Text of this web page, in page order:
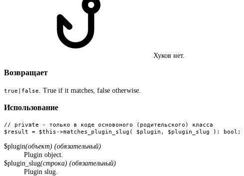
Хуков нет.
Возвращает
true|false . True if it matches, false otherwise.
Использование
// private - только в коде основоного (родительского) класса
$result = $this->matches_plugin_slug( $plugin, $plugin_slug ): bool;
$plugin(объект) (обязательный)
Plugin object.
$plugin_slug(строка) (обязательный)
Plugin slug.